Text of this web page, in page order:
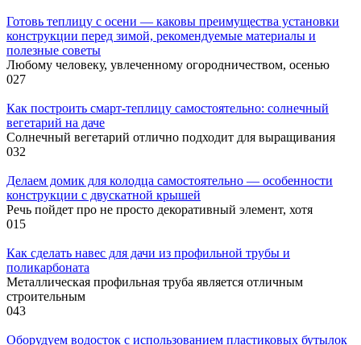
Готовь теплицу с осени — каковы преимущества установки
конструкции перед зимой, рекомендуемые материалы и
полезные советы
Любому человеку, увлеченному огородничеством, осенью
027
Как построить смарт-теплицу самостоятельно: солнечный
вегетарий на даче
Солнечный вегетарий отлично подходит для выращивания
032
Делаем домик для колодца самостоятельно — особенности
конструкции с двускатной крышей
Речь пойдет про не просто декоративный элемент, хотя
015
Как сделать навес для дачи из профильной трубы и
поликарбоната
Металлическая профильная труба является отличным
строительным
043
Оборудуем водосток с использованием пластиковых бутылок